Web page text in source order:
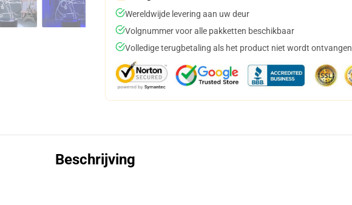
Wereldwijde levering aan uw deur
Volgnummer voor alle pakketten beschikbaar
Volledige terugbetaling als het product niet wordt ontvangen
Beschrijving